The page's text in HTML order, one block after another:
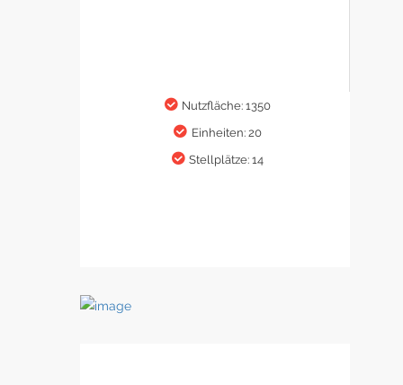
Nutzfläche: 1350
Einheiten: 20
Stellplätze: 14